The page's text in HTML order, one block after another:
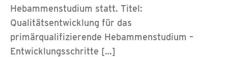
Hebammenstudium statt. Titel:
Qualitätsentwicklung für das
primärqualifizierende Hebammenstudium –
Entwicklungsschritte […]